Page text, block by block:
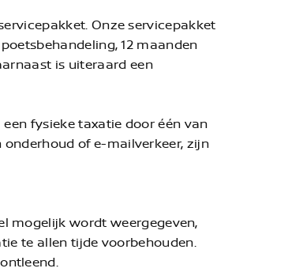
Onze servicepakket
12 maanden
is uiteraard een
fysieke taxatie door één van
of e-mailverkeer, zijn
mogelijk wordt weergegeven,
te allen tijde voorbehouden.